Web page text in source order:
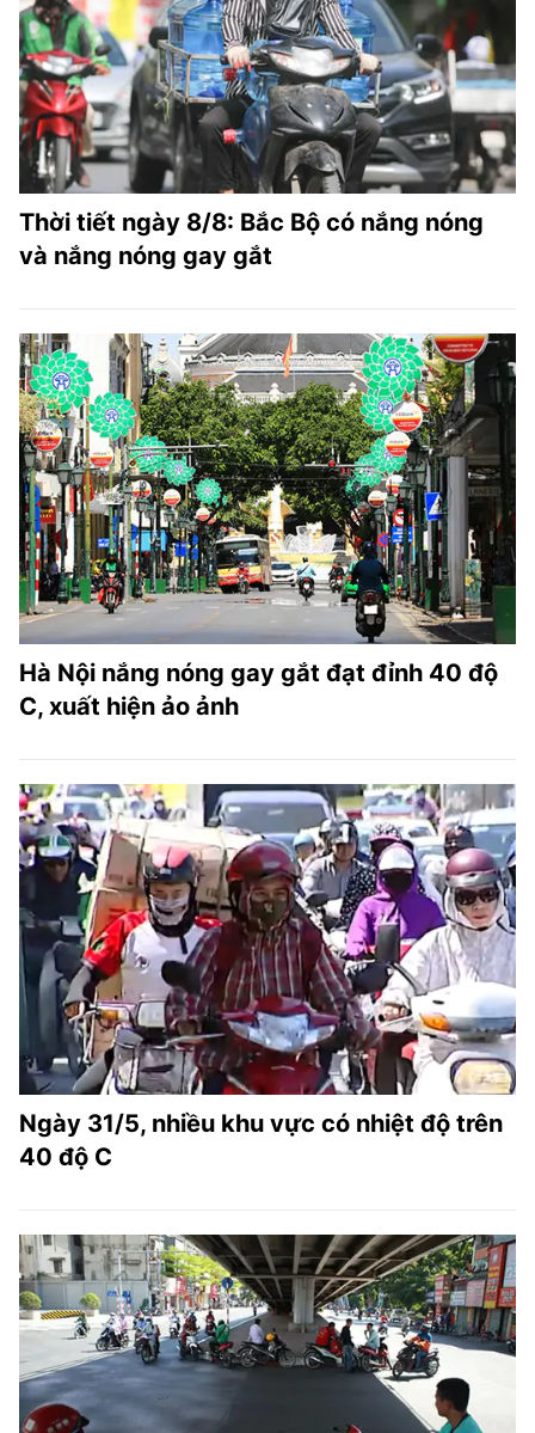
Thời tiết ngày 8/8: Bắc Bộ có nắng nóng
và nắng nóng gay gắt
Hà Nội nắng nóng gay gắt đạt đỉnh 40 độ
C, xuất hiện ảo ảnh
Ngày 31/5, nhiều khu vực có nhiệt độ trên
40 độ C